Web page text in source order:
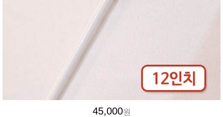
45,000원